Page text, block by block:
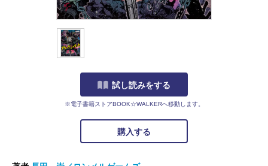
試し読みをする
※電子書籍ストアBOOK☆WALKERへ移動します。
購入する